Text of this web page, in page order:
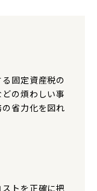
固定資産税の
の煩わしい事
省力化を図れ
トを正確に把